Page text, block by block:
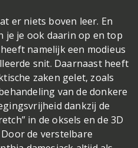
er niets boven leer. En
je je ook daarin op en top
namelijk een modieus
snit. Daarnaast heeft
zaken gelet, zoals
van de donkere
dankzij de
in de oksels en de 3D
de verstelbare